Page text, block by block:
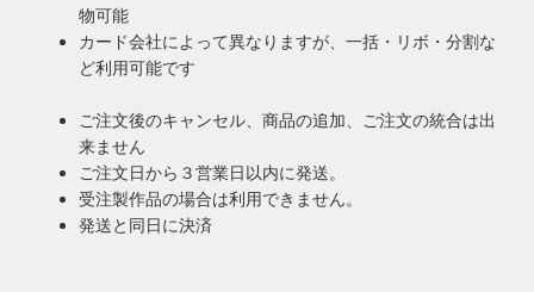
物可能
カード会社によって異なりますが、一括・リボ・分割な
ど利用可能です
ご注文後のキャンセル、商品の追加、ご注文の統合は出
来ません
ご注文日から３営業日以内に発送。
受注製作品の場合は利用できません。
発送と同日に決済